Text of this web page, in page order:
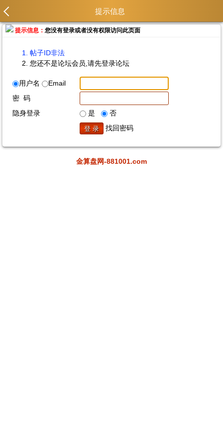
提示信息
提示信息：您没有登录或者没有权限访问此页面
帖子ID非法
您还不是论坛会员,请先登录论坛
用户名
Email
密 码
隐身登录
是
否
找回密码
金算盘网-881001.com